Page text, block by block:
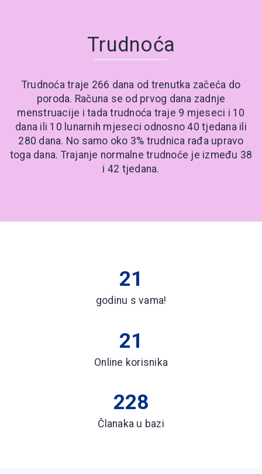
Trudnoća
Trudnoća traje 266 dana od trenutka začeća do
poroda. Računa se od prvog dana zadnje
menstruacije i tada trudnoća traje 9 mjeseci i 10
dana ili 10 lunarnih mjeseci odnosno 40 tjedana ili
280 dana. No samo oko 3% trudnica rađa upravo
toga dana. Trajanje normalne trudnoće je između 38
i 42 tjedana.
21
godinu s vama!
21
Online korisnika
228
Članaka u bazi